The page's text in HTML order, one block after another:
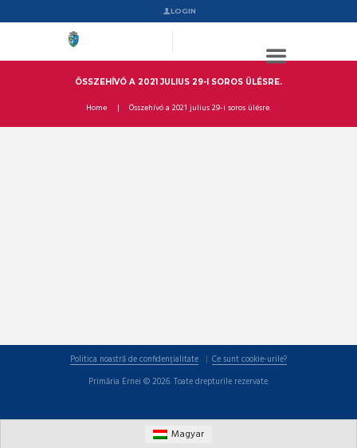
LOGIN
ÖSSZEHÍVÓ A 2021 JULIUS 29-I SOROS ÜLÉSRE.
Home Összehívó a 2021 julius 29-i soros ülésre.
Politica noastră de confidențialitate
Ce sunt cookie-urile?
Primăria Ernei © 2026. Toate drepturile rezervate.
Magyar